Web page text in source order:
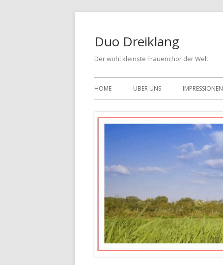
Duo Dreiklang
Der wohl kleinste Frauenchor der Welt
Primäres
HOME ÜBER UNS IMPRESSIONEN
HÖRPROBEN
FOTOS
VIDEOS